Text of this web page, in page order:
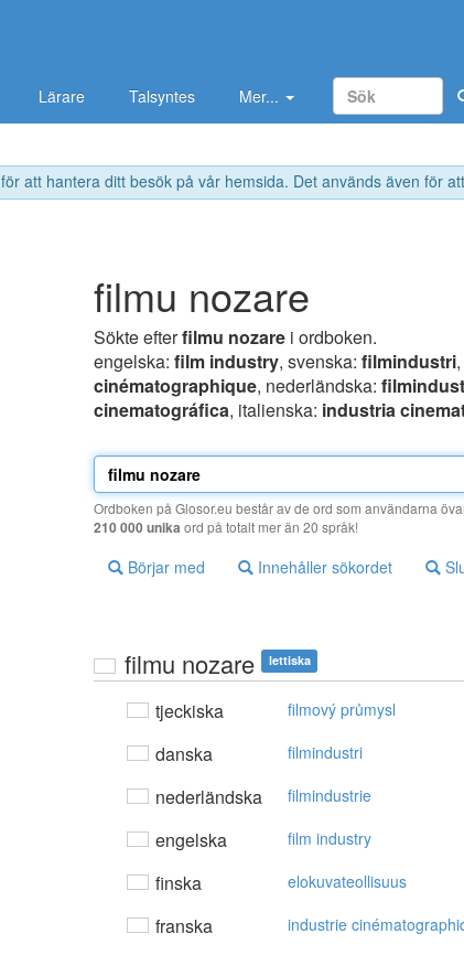
att hantera ditt besök på vår hemsida. Det används även för
Lärare Talsyntes Mer...
filmu nozare
Sökte efterfilmu nozare i ordboken.
engelska: film industry, svenska: filmindustri
cinématographique, nederländska:
cinematográfica, italienska: industria
Ordboken på Glosor.eu består av de ord som användarna
210 000 unika ord på totalt mer än 20 språk!
Börjar med Innehåller sökordet
filmu nozare lettiska
tjeckiska filmový průmysl
danska filmindustri
nederländska filmindustrie
engelska film industry
finska elokuvateollisuus
franska industrie